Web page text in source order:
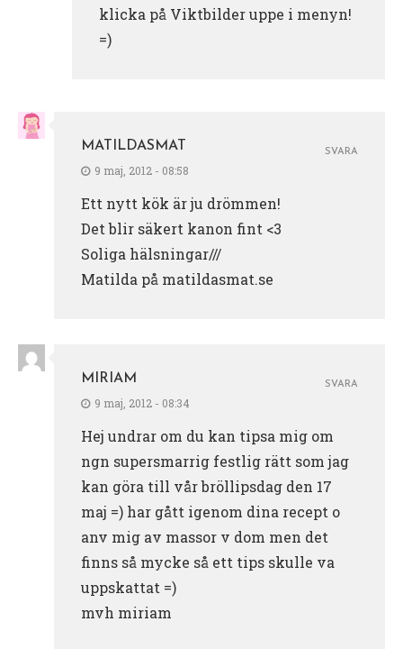
klicka på Viktbilder uppe i menyn!
=)
MATILDASMAT
9 maj, 2012 - 08:58
Ett nytt kök är ju drömmen!
Det blir säkert kanon fint <3
Soliga hälsningar///
Matilda på matildasmat.se
SVARA
MIRIAM
9 maj, 2012 - 08:34
Hej undrar om du kan tipsa mig om
ngn supersmarrig festlig rätt som jag
kan göra till vår bröllipsdag den 17
maj =) har gått igenom dina recept o
anv mig av massor v dom men det
finns så mycke så ett tips skulle va
uppskattat =)
mvh miriam
SVARA